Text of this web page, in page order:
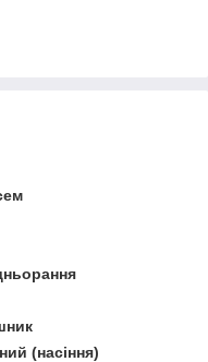
(насіння)